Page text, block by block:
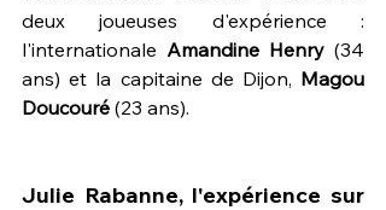
deux joueuses d'expérience :
l'internationale Amandine Henry (34
ans) et la capitaine de Dijon, Magou
Doucouré (23 ans).
Julie Rabanne, l'expérience sur